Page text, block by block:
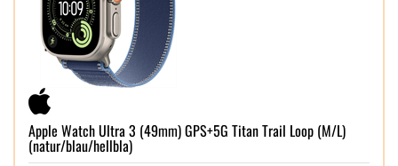
Apple Watch Ultra 3 (49mm) GPS+5G Titan Trail Loop (M/L)
(natur/blau/hellbla)